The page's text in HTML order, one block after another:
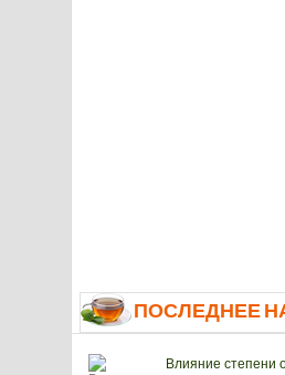
ПОСЛЕДНЕЕ
Влияние степени